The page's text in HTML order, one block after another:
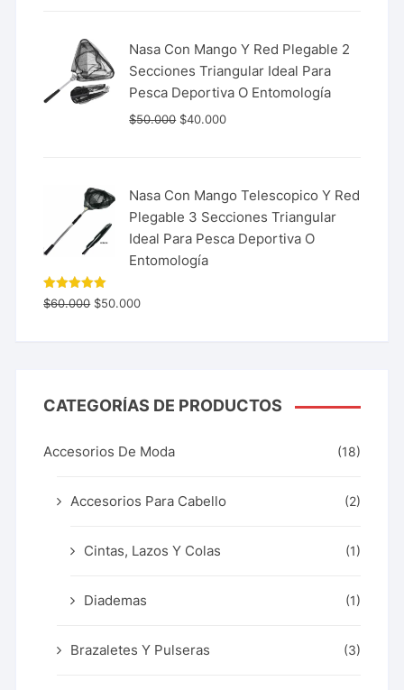
Nasa Con Mango Y Red Plegable 2
Secciones Triangular Ideal Para
Pesca Deportiva O Entomología
$50.000 $40.000
Nasa Con Mango Telescopico Y Red
Plegable 3 Secciones Triangular
Ideal Para Pesca Deportiva O
Entomología
Valorado
con 5.00
$60.000 $50.000
CATEGORÍAS DE PRODUCTOS
Accesorios De Moda (18)
Accesorios Para Cabello (2)
Cintas, Lazos Y Colas (1)
Diademas (1)
Brazaletes Y Pulseras (3)